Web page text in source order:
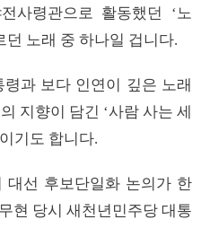
사령관으로 활동했던 ‘노
던 노래 중 하나일 겁니다.
과 보다 인연이 깊은 노래
지향이 담긴 ‘사람 사는 세
기도 합니다.
대선 후보단일화 논의가 한
현 당시 새천년민주당 대통